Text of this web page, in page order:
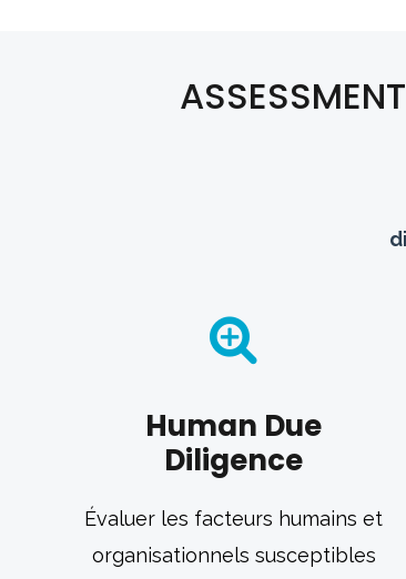
Human Due
Diligence
Évaluer les facteurs humains et
organisationnels susceptibles